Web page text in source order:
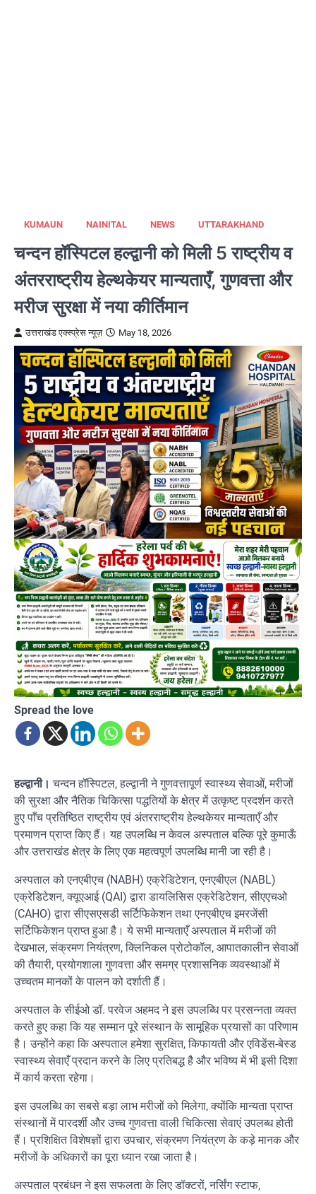
KUMAUN NAINITAL NEWS UTTARAKHAND
चन्दन हॉस्पिटल हल्द्वानी को मिली 5 राष्ट्रीय व
अंतरराष्ट्रीय हेल्थकेयर मान्यताएँ, गुणवत्ता और
मरीज सुरक्षा में नया कीर्तिमान
उत्तराखंड एक्स्प्रेस न्यूज़ May 18, 2026
Spread the love
हल्द्वानी।चन्दन हॉस्पिटल, हल्द्वानी ने गुणवत्तापूर्ण स्वास्थ्य सेवाओं, मरीजों
की सुरक्षा और नैतिक चिकित्सा पद्धतियों के क्षेत्र में उत्कृष्ट प्रदर्शन करते
हुए पाँच प्रतिष्ठित राष्ट्रीय एवं अंतरराष्ट्रीय हेल्थकेयर मान्यताएँ और
प्रमाणन प्राप्त किए हैं। यह उपलब्धि न केवल अस्पताल बल्कि पूरे कुमाऊँ
और उत्तराखंड क्षेत्र के लिए एक महत्वपूर्ण उपलब्धि मानी जा रही है।
अस्पताल को एनएबीएच (NABH) एक्रेडिटेशन, एनएबीएल (NABL)
एक्रेडिटेशन, क्यूएआई (QAI) द्वारा डायलिसिस एक्रेडिटेशन, सीएएचओ
(CAHO) द्वारा सीएसएसडी सर्टिफिकेशन तथा एनएबीएच इमरजेंसी
सर्टिफिकेशन प्राप्त हुआ है। ये सभी मान्यताएँ अस्पताल में मरीजों की
देखभाल, संक्रमण नियंत्रण, क्लिनिकल प्रोटोकॉल, आपातकालीन सेवाओं
की तैयारी, प्रयोगशाला गुणवत्ता और समग्र प्रशासनिक व्यवस्थाओं में
उच्चतम मानकों के पालन को दर्शाती हैं।
अस्पताल के सीईओ डॉ. परवेज अहमद ने इस उपलब्धि पर प्रसन्नता व्यक्त
करते हुए कहा कि यह सम्मान पूरे संस्थान के सामूहिक प्रयासों का परिणाम
है। उन्होंने कहा कि अस्पताल हमेशा सुरक्षित, किफायती और एविडेंस-बेस्ड
स्वास्थ्य सेवाएँ प्रदान करने के लिए प्रतिबद्ध है और भविष्य में भी इसी दिशा
में कार्य करता रहेगा।
इस उपलब्धि का सबसे बड़ा लाभ मरीजों को मिलेगा, क्योंकि मान्यता प्राप्त
संस्थानों में पारदर्शी और उच्च गुणवत्ता वाली चिकित्सा सेवाएं उपलब्ध होती
हैं। प्रशिक्षित विशेषज्ञों द्वारा उपचार, संक्रमण नियंत्रण के कड़े मानक और
मरीजों के अधिकारों का पूरा ध्यान रखा जाता है।
अस्पताल प्रबंधन ने इस सफलता के लिए डॉक्टरों, नर्सिंग स्टाफ,